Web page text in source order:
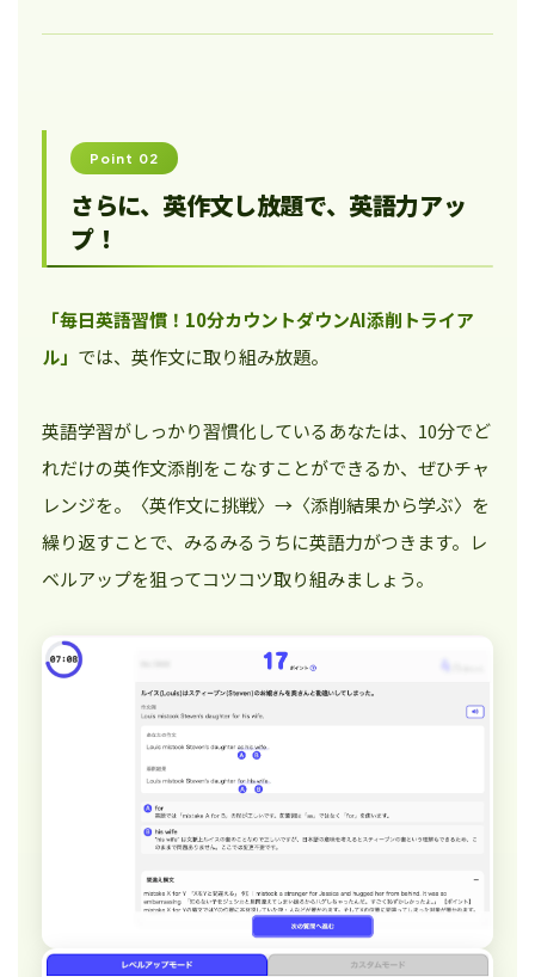
Point 02
さらに、英作文し放題で、英語力アッ
プ！
「毎日英語習慣！10分カウントダウンAI添削トライア
ル」 では、英作文に取り組み放題。
英語学習がしっかり習慣化しているあなたは、10分でど
れだけの英作文添削をこなすことができるか、ぜひチャ
レンジを。〈英作文に挑戦〉→〈添削結果から学ぶ〉を
繰り返すことで、みるみるうちに英語力がつきます。レ
ベルアップを狙ってコツコツ取り組みましょう。